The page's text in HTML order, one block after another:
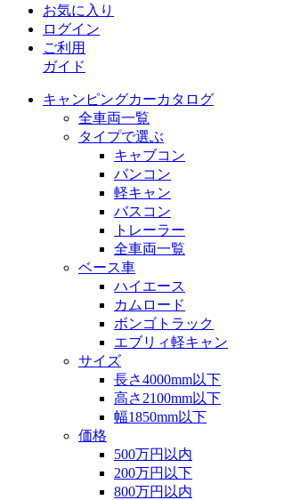
お気に入り
ログイン
ご利用
ガイド
キャンピングカーカタログ
全車両一覧
タイプで選ぶ
キャブコン
バンコン
軽キャン
バスコン
トレーラー
全車両一覧
ベース車
ハイエース
カムロード
ボンゴトラック
エブリィ軽キャン
サイズ
長さ4000mm以下
高さ2100mm以下
幅1850mm以下
価格
500万円以内
200万円以下
800万円以内